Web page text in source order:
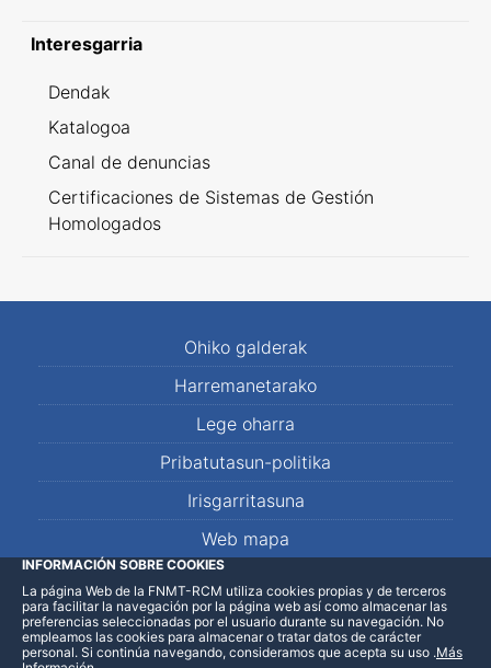
Interesgarria
Dendak
Katalogoa
Canal de denuncias
Certificaciones de Sistemas de Gestión
Homologados
Ohiko galderak
Harremanetarako
Lege oharra
Pribatutasun-politika
Irisgarritasuna
Web mapa
LinkedInFacebookWhatsApp
INFORMACIÓN SOBRE COOKIES
La página Web de la FNMT-RCM utiliza cookies propias y de terceros
para facilitar la navegación por la página web así como almacenar las
preferencias seleccionadas por el usuario durante su navegación. No
empleamos las cookies para almacenar o tratar datos de carácter
personal. Si continúa navegando, consideramos que acepta su uso .Más